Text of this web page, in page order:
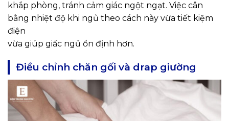
khắp phòng, tránh cảm giác ngột ngạt. Việc cân
bằng nhiệt độ khi ngủ theo cách này vừa tiết kiệm
điện
vừa giúp giấc ngủ ổn định hơn.
Điều chỉnh chăn gối và drap giường